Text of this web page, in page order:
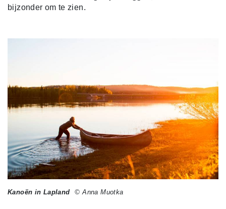
bijzonder om te zien.
Kanoën in Lapland © Anna Muotka